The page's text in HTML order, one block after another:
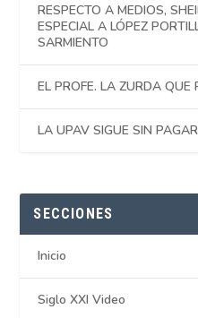
RESPECTO A MEDIOS,
ESPECIAL A LÓPEZ
SARMIENTO
EL PROFE. LA ZURDA QUE
LA UPAV SIGUE SIN PAGAR
SECCIONES
Inicio
Siglo XXI Video